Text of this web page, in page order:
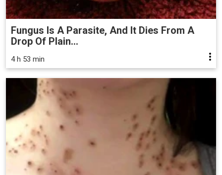
Fungus Is A Parasite, And It Dies From A
Drop Of Plain...
4 h 53 min